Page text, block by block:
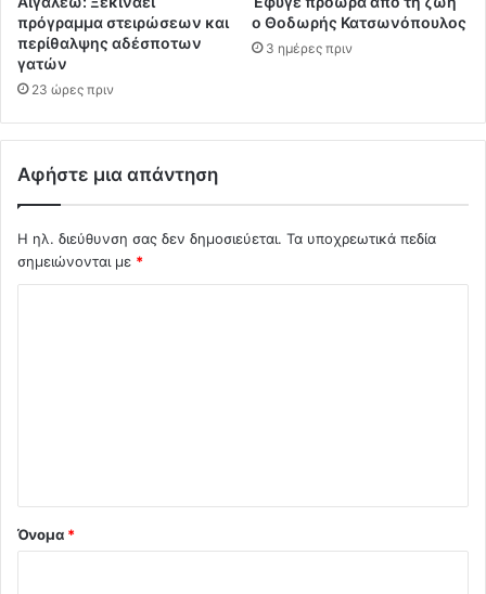
πρόγραμμα στειρώσεων και
περίθαλψης αδέσποτων
γατών
23 ώρες πριν
ο Θοδωρής Κατσωνόπουλος
3 ημέρες πριν
Αφήστε μια απάντηση
Η ηλ. διεύθυνση σας δεν δημοσιεύεται. Τα υποχρεωτικά πεδία
σημειώνονται με *
Όνομα *